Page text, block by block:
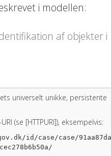
i modellen:
af objekter i
universelt unikke, persistente
(se [HTTPURI]), eksempelvis:
id/case/case/